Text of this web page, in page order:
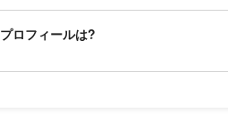
ロフィールは?